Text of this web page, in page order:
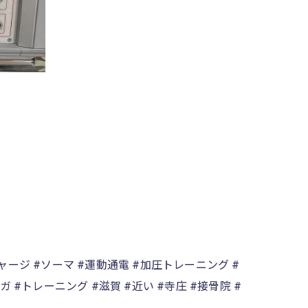
ージ #ソーマ #運動通電 #加圧トレーニング #
#トレーニング #滋賀 #近い #寺庄 #接骨院 #